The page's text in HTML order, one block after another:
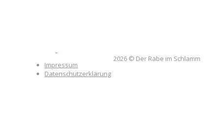
2026 © Der Rabe im Schlamm
Impressum
Datenschutzerklärung